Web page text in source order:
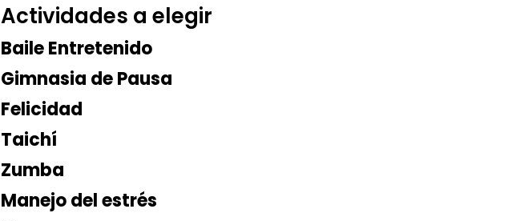
Actividades a elegir
Baile Entretenido
Gimnasia de Pausa
Felicidad
Taichí
Zumba
Manejo del estrés